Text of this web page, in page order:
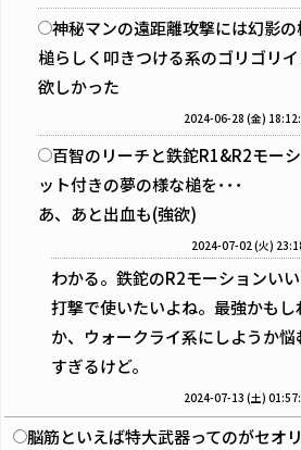
神秘マンの遠距離攻撃には幻影
槌らしく叩きつける系のゴリゴリ
欲しかった
2024-06-28 (金)
百智のリーチと鉄鉈R1&R2モー
ット付きの夢の様な槌を･･･
あ、あと出血も(強欲)
2024-07-02 (火)
わかる。鉄鉈のR2モーションい
打撃で使いたいよね。最強かもし
か、ウォークライ系にしようか
すぎるけど。
2024-07-13 (土)
脳筋といえば特大武器ってのがセオ